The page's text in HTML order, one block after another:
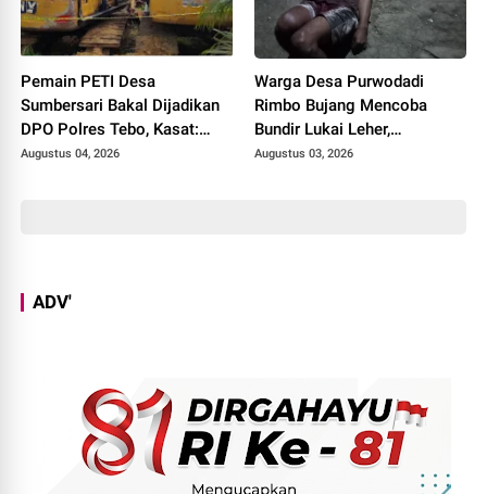
Pemain PETI Desa
Sumbersari Bakal Dijadikan
DPO Polres Tebo, Kasat:
Karena Tak Pernah Penuhi
Augustus 04, 2026
Warga Desa Purwodadi
Rimbo Bujang Mencoba
Bundir Lukai Leher,
Sebelumnya Pernah Potong
Augustus 03, 2026
ADV'